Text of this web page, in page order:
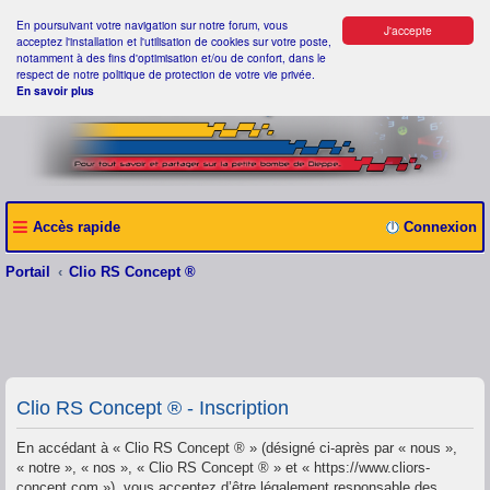
J'accepte
En poursuivant votre navigation sur notre forum, vous
acceptez l'installation et l'utilisation de cookies sur votre poste,
notamment à des fins d'optimisation et/ou de confort, dans le
respect de notre politique de protection de votre vie privée.
En savoir plus
Accès rapide Connexion
Portail Clio RS Concept ®
Clio RS Concept ® - Inscription
En accédant à « Clio RS Concept ® » (désigné ci-après par « nous »,
« notre », « nos », « Clio RS Concept ® » et « https://www.cliors-